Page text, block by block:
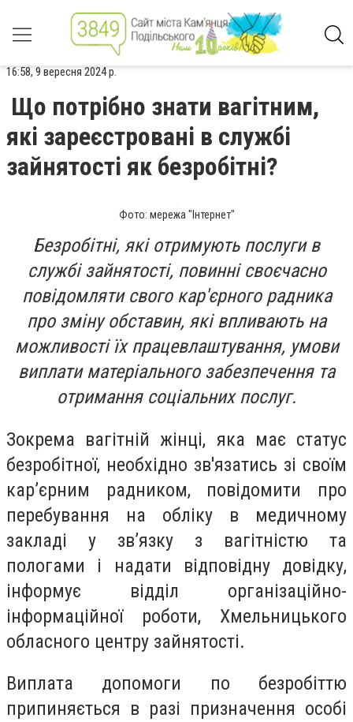
16:58, 9 вересня 2024 р.
Що потрібно знати вагітним,
які зареєстровані в службі
зайнятості як безробітні?
Фото: мережа "Інтернет"
Безробітні, які отримують послуги в
службі зайнятості, повинні своєчасно
повідомляти свого кар'єрного радника
про зміну обставин, які впливають на
можливості їх працевлаштування, умови
виплати матеріального забезпечення та
отримання соціальних послуг.
Зокрема вагітній жінці, яка має статус
безробітної, необхідно зв'язатись зі своїм
кар’єрним радником, повідомити про
перебування на обліку в медичному
закладі у зв’язку з вагітністю та
пологами і надати відповідну довідку,
інформує відділ організаційно-
інформаційної роботи, Хмельницького
обласного центру зайнятості.
Виплата допомоги по безробіттю
припиняється в разі призначення особі